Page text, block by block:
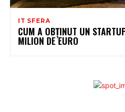
IT SFERA
CUM A OBȚINUT UN
MILION DE EURO